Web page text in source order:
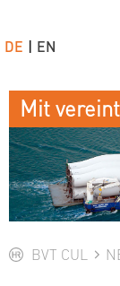
BVT CUL
Mit
DE EN